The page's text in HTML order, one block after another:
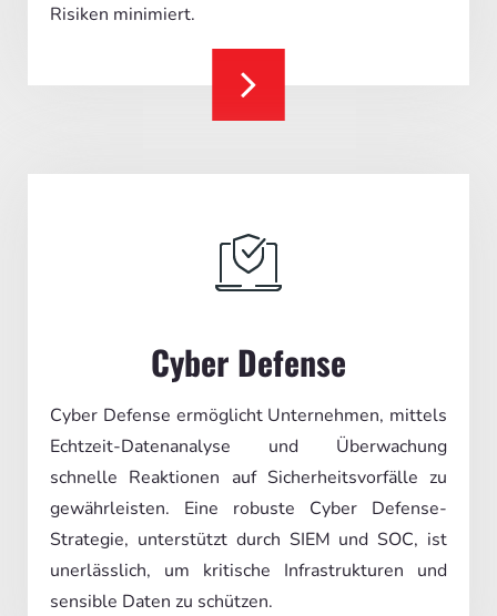
Risiken minimiert.
Cyber Defense
Cyber Defense ermöglicht Unternehmen, mittels
Echtzeit-Datenanalyse und Überwachung
schnelle Reaktionen auf Sicherheitsvorfälle zu
gewährleisten. Eine robuste Cyber Defense-
Strategie, unterstützt durch SIEM und SOC, ist
unerlässlich, um kritische Infrastrukturen und
sensible Daten zu schützen.